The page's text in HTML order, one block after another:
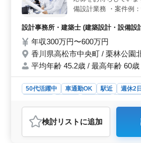
備設計業務 ・案件例
等との打ち合わせ業
本設計/実施設計業務
務 ・引き渡し業務 ＊
祝休み！ ＊マイカー
経験者急募！シニア世
設計事務所・建築士 (建築設計・設備設
年収300万円〜600万円
香川県高松市中央町 / 栗林公園
平均年齢 45.2歳 / 最高年齢 60歳
50代活躍中 車通勤OK 駅近 週休2
おすすめポイント
＜充実した休日と快適な勤務環境＞
日祝休みとなっています。駅から近
検討リスト に追加